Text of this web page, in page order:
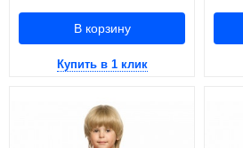
В корзину
Купить в 1 клик